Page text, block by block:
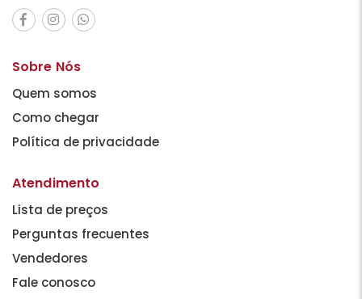
Sobre Nós
Quem somos
Como chegar
Política de privacidade
Atendimento
Lista de preços
Perguntas frecuentes
Vendedores
Fale conosco